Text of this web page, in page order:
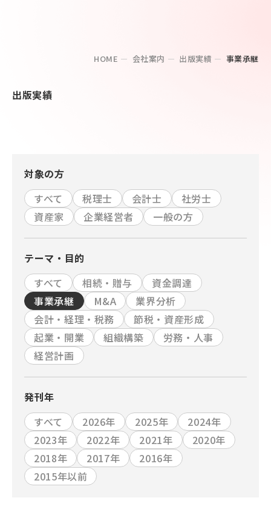
HOME 会社案内 出版実績 事業承継
出版実績
対象の方
すべて
税理士 会計士
社労士
資産家
企業経営者 一般の方
テーマ・目的
すべて
相続・贈与
資金調達
事業承継
M&A
業界分析
会計・経理・税務
節税・資産形成
起業・開業
組織構築
労務・人事
経営計画
発刊年
すべて
2026年 2025年
2024年
2023年
2022年 2021年
2020年
2018年
2017年
2016年
2015年以前